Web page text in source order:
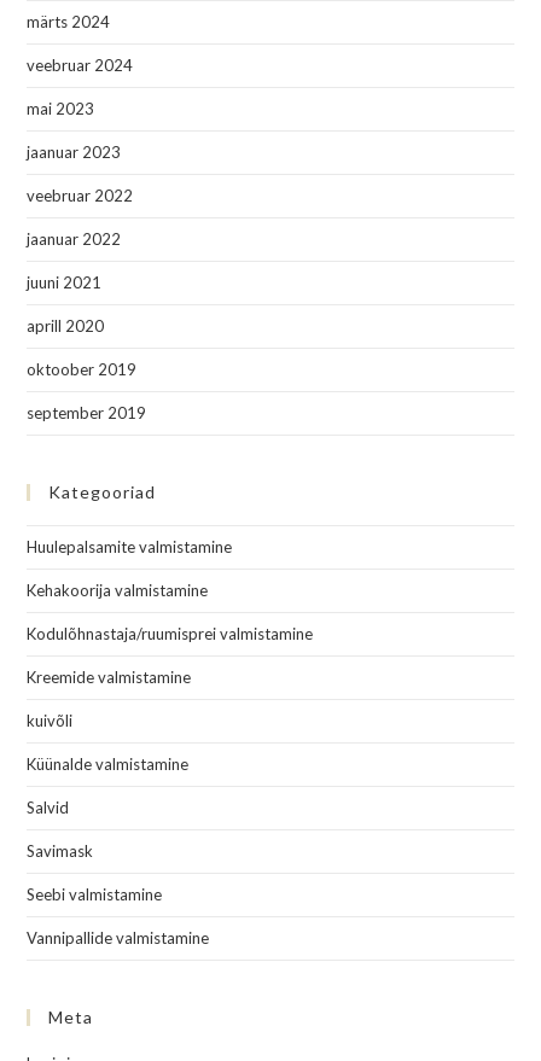
märts 2024
veebruar 2024
mai 2023
jaanuar 2023
veebruar 2022
jaanuar 2022
juuni 2021
aprill 2020
oktoober 2019
september 2019
Kategooriad
Huulepalsamite valmistamine
Kehakoorija valmistamine
Kodulõhnastaja/ruumisprei valmistamine
Kreemide valmistamine
kuivõli
Küünalde valmistamine
Salvid
Savimask
Seebi valmistamine
Vannipallide valmistamine
Meta